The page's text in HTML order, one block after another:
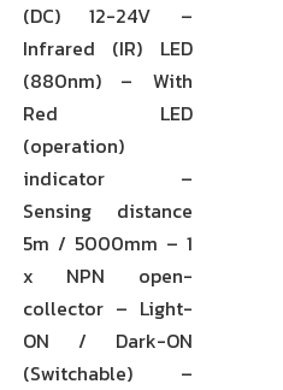
(DC) 12-24V –
Infrared (IR) LED
(880nm) – With
Red LED
(operation)
indicator –
Sensing distance
5m / 5000mm – 1
x NPN open-
collector – Light-
ON / Dark-ON
(Switchable) –